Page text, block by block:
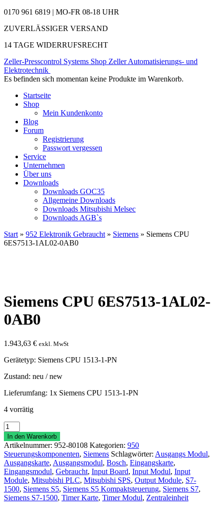
0170 961 6819 | MO-FR 08-18 UHR
ZUVERLÄSSIGER VERSAND
14 TAGE WIDERRUFSRECHT
Zeller-Presscontrol Systems Shop Zeller Automatisierungs- und
Elektrotechnik
Es befinden sich momentan keine Produkte im Warenkorb.
Startseite
Shop
Mein Kundenkonto
Blog
Forum
Registrierung
Passwort vergessen
Service
Unternehmen
Über uns
Downloads
Downloads GOC35
Allgemeine Downloads
Downloads Mitsubishi Melsec
Downloads AGB`s
Start » 952 Elektronik Gebraucht » Siemens » Siemens CPU
6ES7513-1AL02-0AB0
Siemens CPU 6ES7513-1AL02-
0AB0
1.943,63 € exkl. MwSt
Gerätetyp: Siemens CPU 1513-1-PN
Zustand: neu / new
Lieferumfang: 1x Siemens CPU 1513-1-PN
4 vorrätig
Siemens
CPU
6ES7513-
1AL02-
0AB0
Menge
In den Warenkorb
Artikelnummer: 952-80108 Kategorien: 950
Steuerungskomponenten, Siemens Schlagwörter: Ausgangs Modul,
Ausgangskarte, Ausgangsmodul, Bosch, Eingangskarte,
Eingangsmodul, Gebraucht, Input Board, Input Modul, Input
Module, Mitsubishi PLC, Mitsubishi SPS, Output Module, S7-
1500, Siemens S5, Siemens S5 Kompaktsteuerung, Siemens S7,
Siemens S7-1500, Timer Karte, Timer Modul, Zentraleinheit